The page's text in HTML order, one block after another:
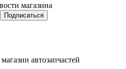
магазина
автозапчастей